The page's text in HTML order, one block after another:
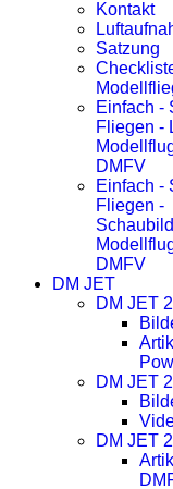
Kontakt
Satzung
Einfach -
Fliegen -
DMFV
Einfach -
Fliegen -
DMFV
DM JET
DM JET
DM JET
DM JET